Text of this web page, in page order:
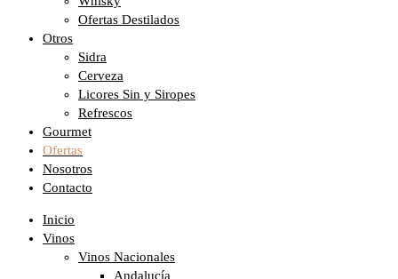
Ofertas Destilados
Otros
Sidra
Cerveza
Licores Sin y Siropes
Refrescos
Gourmet
Ofertas
Nosotros
Contacto
Inicio
Vinos
Vinos Nacionales
Andalucía